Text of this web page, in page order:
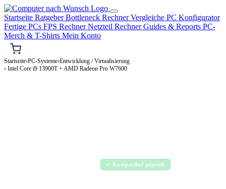
Startseite RatgeberBottleneck RechnerVergleiche PC Konfigurator
Fertige PCs FPS RechnerNetzteil RechnerGuides & Reports PC-
Merch & T-Shirts Mein Konto
Startseite›PC-Systeme›Entwicklung / Virtualisierung
› Intel Core i9 13900T + AMD Radeon Pro W7600
✓ Kompatibel geprüft